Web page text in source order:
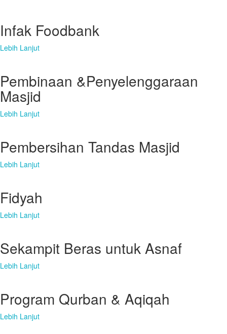
Infak Foodbank
Lebih Lanjut
Pembinaan &Penyelenggaraan
Masjid
Lebih Lanjut
Pembersihan Tandas Masjid
Lebih Lanjut
Fidyah
Lebih Lanjut
Sekampit Beras untuk Asnaf
Lebih Lanjut
Program Qurban & Aqiqah
Lebih Lanjut